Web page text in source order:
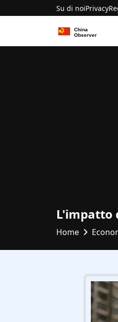
Su di noiPrivacy
L'impatto
Home